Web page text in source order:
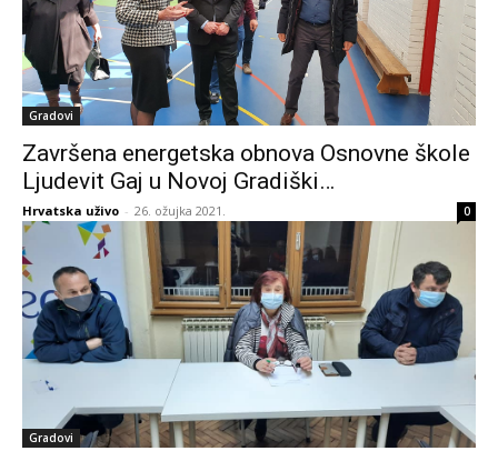
Gradovi
Završena energetska obnova Osnovne škole
Ljudevit Gaj u Novoj Gradiški…
Hrvatska uživo - 26. ožujka 2021. 0
Gradovi